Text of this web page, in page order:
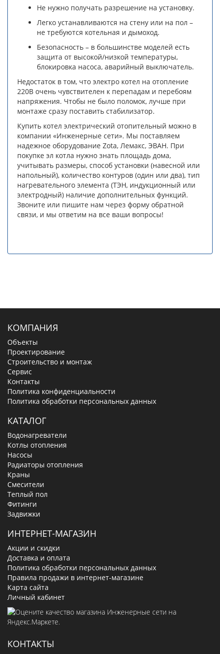
Не нужно получать разрешение на установку.
Легко устанавливаются на стену или на пол –
не требуются котельная и дымоход.
Безопасность – в большинстве моделей есть
защита от высокой/низкой температуры,
блокировка насоса, аварийный выключатель.
Недостаток в том, что электро котел на отопление
220В очень чувствителен к перепадам и перебоям
напряжения. Чтобы не было поломок, лучше при
монтаже сразу поставить стабилизатор.
Купить котел электрический отопительный можно в
компании «Инженерные сети». Мы поставляем
надежное оборудование Zota, Лемакс, ЭВАН. При
покупке эл котла нужно знать площадь дома,
учитывать размеры, способ установки (навесной или
напольный), количество контуров (один или два), тип
нагревательного элемента (ТЭН, индукционный или
электродный) наличие дополнительных функций.
Звоните или пишите нам через форму обратной
связи, и мы ответим на все ваши вопросы!
КОМПАНИЯ
Объекты
Проектирование
Строительство и монтаж
Сервис
Контакты
Политика конфиденциальности
Политика обработки персональных данных
КАТАЛОГ
Водонагреватели
Котлы отопления
Насосы
Радиаторы отопления
Краны
Смесители
Теплый пол
Фитинги
Задвижки
ИНТЕРНЕТ-МАГАЗИН
Акции и скидки
Доставка и оплата
Политика обработки персональных данных
Правила продажи в интернет-магазине
Карта сайта
Личный кабинет
КОНТАКТЫ